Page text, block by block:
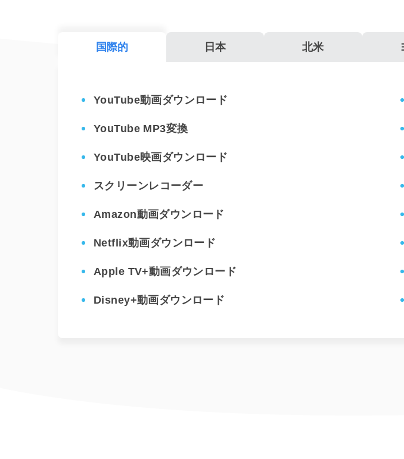
国際的 日本 北米
YouTube動画ダウンロード
YouTube MP3変換
YouTube映画ダウンロード
スクリーンレコーダー
Amazon動画ダウンロード
Netflix動画ダウンロード
Apple TV+動画ダウンロード
Disney+動画ダウンロード